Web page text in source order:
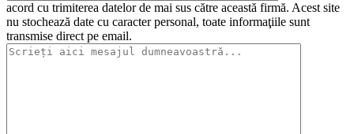
acord cu trimiterea datelor de mai sus către această firmă. Acest site
nu stochează date cu caracter personal, toate informaţiile sunt
transmise direct pe email.